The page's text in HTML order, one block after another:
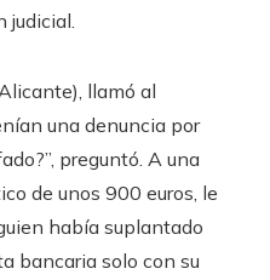
judicial.
llamó al
una denuncia por
preguntó. A una
de unos 900 euros, le
había suplantado
bancaria solo con su